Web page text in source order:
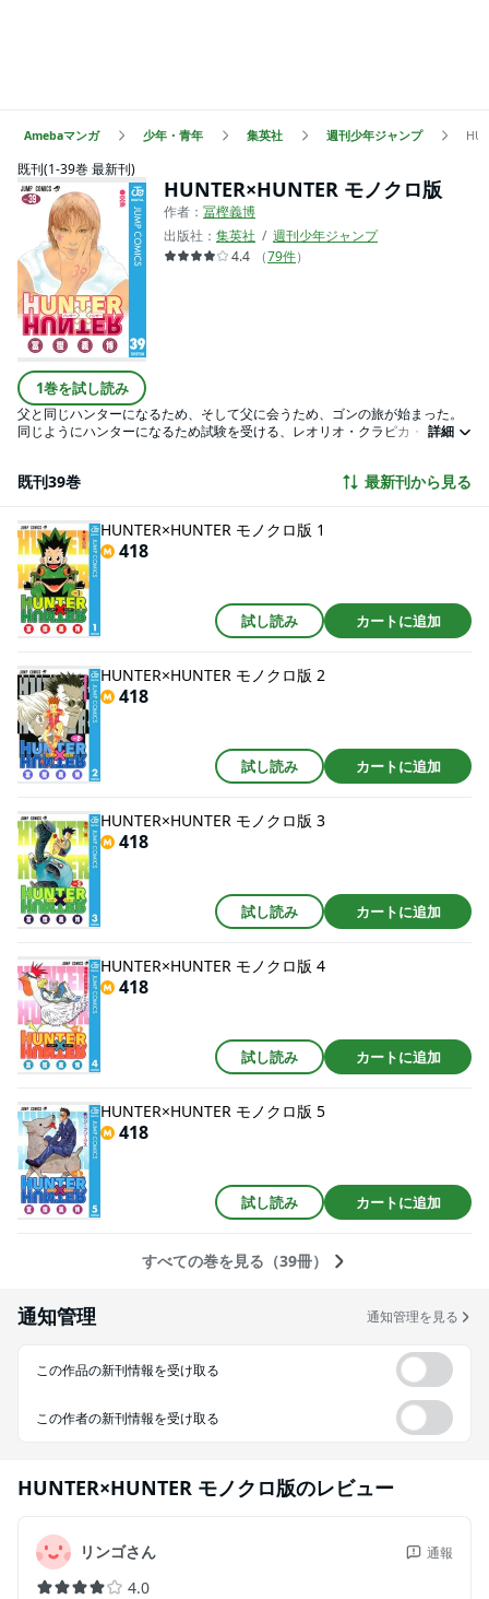
Amebaマンガ 少年・青年 集英社 週刊少年ジャンプ
既刊(1-39巻 最新刊)
1巻を試し読み
HUNTER×HUNTER モノクロ版
作者： 冨樫義博
出版社： 集英社
週刊少年ジャンプ
4.4
（79件）
父と同じハンターになるため、そして父に会うため、ゴンの旅が始まった。
同じようにハンターになるため試験を受ける、レオリオ・クラピカ・キルア
詳細
既刊39巻 最新刊から見る
HUNTER×HUNTER モノクロ版 1
418
試し読み カートに追加
HUNTER×HUNTER モノクロ版 2
418
試し読み カートに追加
HUNTER×HUNTER モノクロ版 3
418
試し読み カートに追加
HUNTER×HUNTER モノクロ版 4
418
試し読み カートに追加
HUNTER×HUNTER モノクロ版 5
418
試し読み カートに追加
すべての巻を見る（39冊）
通知管理 通知管理を見る
この作品の新刊情報を受け取る
この作者の新刊情報を受け取る
HUNTER×HUNTER モノクロ版のレビュー
リンゴさん 通報
4.0